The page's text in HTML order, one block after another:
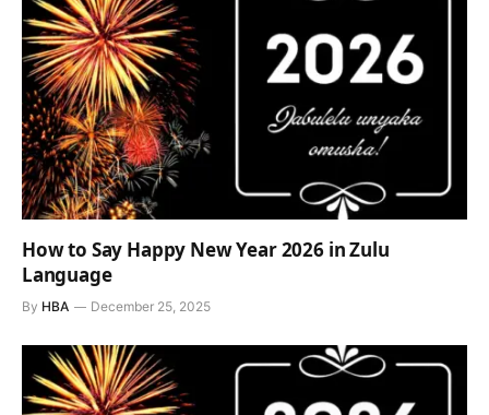
How to Say Happy New Year 2026 in Zulu
Language
By HBA December 25, 2025